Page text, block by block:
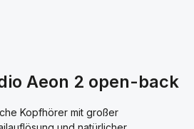
Aeon 2 open-back
Kopfhörer mit großer